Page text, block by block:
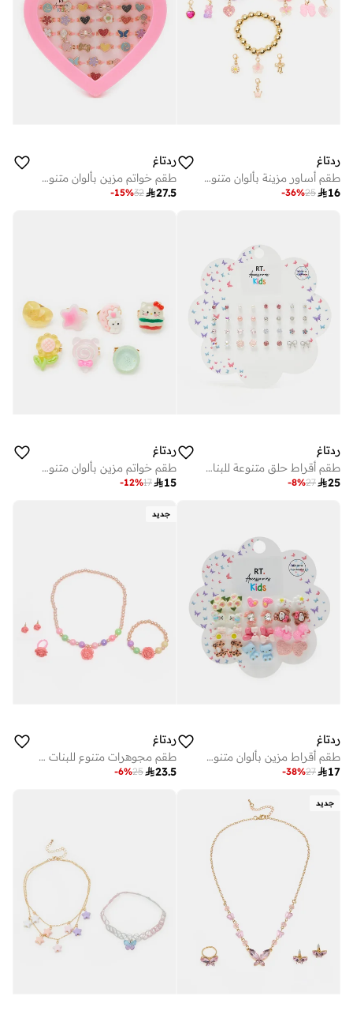
ردتاغ
طقم أساور مزينة بألوان متنوعة للبنات (10 قطع)
16
25
-36%
ردتاغ
طقم خواتم مزين بألوان متنوعة للبنات (38 قطعة)
27.5
32
-15%
ردتاغ
طقم أقراط حلق متنوعة للبنات 16 قطعة
25
27
-8%
ردتاغ
طقم خواتم مزين بألوان متنوعة للبنات (7 قطع)
15
17
-12%
ردتاغ
طقم أقراط مزين بألوان متنوعة للبنات (12 زوج)
17
27
-38%
جديد
ردتاغ
طقم مجوهرات متنوع للبنات (4 قطع)
23.5
25
-6%
جديد